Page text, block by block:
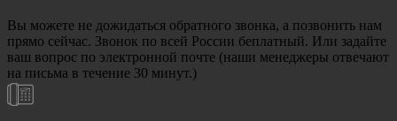
Вы можете не дожидаться обратного звонка, а позвонить нам
прямо сейчас. Звонок по всей России беплатный. Или задайте
ваш вопрос по электронной почте (наши менеджеры отвечают
на письма в течение 30 минут.)